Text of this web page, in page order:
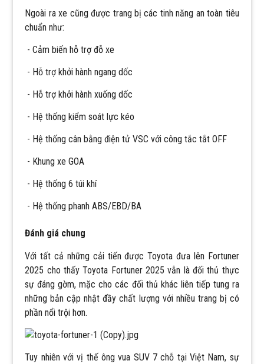
Ngoài ra xe cũng được trang bị các tinh năng an toàn tiêu
chuẩn như:
- Cảm biến hỗ trợ đỗ xe
- Hỗ trợ khởi hành ngang dốc
- Hỗ trợ khởi hành xuống dốc
- Hệ thống kiểm soát lực kéo
- Hệ thống cân bằng điện tử VSC với công tắc tắt OFF
- Khung xe GOA
- Hệ thống 6 túi khí
- Hệ thống phanh ABS/EBD/BA
Đánh giá chung
Với tất cả những cải tiến được Toyota đưa lên Fortuner
2025 cho thấy Toyota Fortuner 2025 vẫn là đối thủ thực
sự đáng gờm, mặc cho các đối thủ khác liên tiếp tung ra
những bản cập nhật đầy chất lượng với nhiều trang bị có
phần nổi trội hơn.
Tuy nhiên với vị thế ông vua SUV 7 chỗ tại Việt Nam, sự